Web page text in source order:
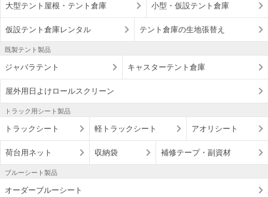
大型テント屋根・テント倉庫 小型・仮設テント倉庫
仮設テント倉庫レンタル テント倉庫の生地張替え
既製テント製品
ジャバラテント キャスターテント倉庫
屋外用日よけロールスクリーン
トラック用シート製品
トラックシート 軽トラックシート アオリシート
荷台用ネット 収納袋 補修テープ・副資材
ブルーシート製品
オーダーブルーシート